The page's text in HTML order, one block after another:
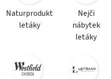
Naturprodukt
letáky
Nejči
nábytek
letáky